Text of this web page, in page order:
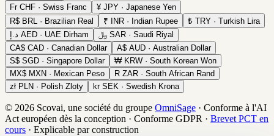
Fr CHF · Swiss Franc ¥ JPY · Japanese Yen
R$ BRL · Brazilian Real ₹ INR · Indian Rupee ₺ TRY · Turkish Lira
د.إ AED · UAE Dirham ﷼ SAR · Saudi Riyal
CA$ CAD · Canadian Dollar A$ AUD · Australian Dollar
S$ SGD · Singapore Dollar ₩ KRW · South Korean Won
MX$ MXN · Mexican Peso R ZAR · South African Rand
zł PLN · Polish Zloty kr SEK · Swedish Krona
© 2026 Scovai, une société du groupe OmniSage · Conforme à l'AI
Act européen dès la conception · Conforme GDPR · Brevet PCT en
cours · Explicable par construction